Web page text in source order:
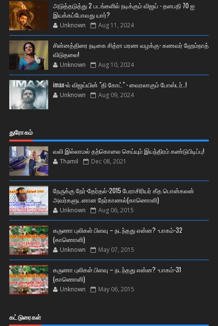
அடுத்தடுத்து 2 படங்களில் நடிக்கும் விஜய் - தளபதி 70 ஐ
இயக்கப்போவது யார்?
Unknown Aug 11, 2024
சின்னத்திரை நடிகை சித்ரா மரண வழக்கு- கணவர் ஹேம்நாத்
விடுதலை!
Unknown Aug 10, 2024
imax-ல் விஜய்யின் "தி கோட்" - வைரலாகும் போஸ்டர்..!
Unknown Aug 09, 2024
துரோகம்
வலி இல்லாமல் தற்கொலை செய்யும் இயந்திரம் கண்டுபிடிப்பு!
Thamil Dec 08, 2021
நேருக்கு நேர்-தேர்தல்-2015 பேராசிரியர் கீத பொன்கலன்
அவர்களுடனான நேர்காணல்(காணொளி)
Unknown Aug 06, 2015
கருணா புலிகள் பிளவு – நடந்தது என்ன? -பாகம்-32
(காணொளி)
Unknown May 07, 2015
கருணா புலிகள் பிளவு – நடந்தது என்ன? -பாகம்-31
(காணொளி)
Unknown May 06, 2015
கட்டுரைகள்